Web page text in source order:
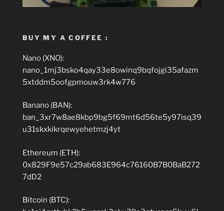
BUY MY A COFFEE :
Nano (XNO):
nano_1mj3bsko4qay33e8owinq9bqfojgi35afazm
5xtddm5oofgpmouw3rk4w776
Banano (BAN):
ban_3xr7w8ae8kbp9bg5f69mt6d56te5y97isq39
u31skxkikrqewyehetmzj4yt
Ethereum (ETH):
0x829F9e57c29ab683E964c76160B7B0BaB272
7dD2
Bitcoin (BTC):